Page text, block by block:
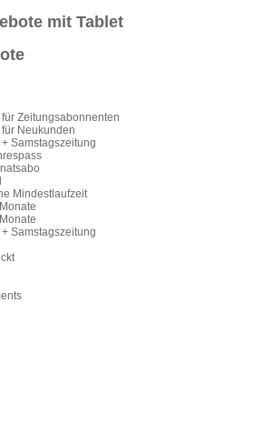
mit Tablet
Zeitungsabonnenten
Neukunden
Samstagszeitung
Mindestlaufzeit
Samstagszeitung